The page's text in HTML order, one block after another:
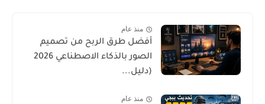
منذ عام
أفضل طرق الربح من تصميم
الصور بالذكاء الاصطناعي 2026
(دليل...
منذ عام